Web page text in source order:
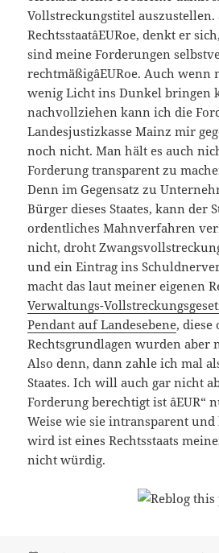
Vollstreckungstitel auszustellen.
RechtsstaatâEURoe, denkt er
sind meine Forderungen
rechtmäßigâEURoe. Auch
wenig Licht ins Dunkel bringen
nachvollziehen kann ich die
Landesjustizkasse Mainz mir
noch nicht. Man hält es auch
Forderung transparent zu
Denn im Gegensatz zu
Bürger dieses Staates, kann der
ordentliches Mahnverfahren
nicht, droht
und ein Eintrag ins
macht das laut meiner eigenen
Verwaltungs-
Pendant auf Landesebene, diese
Rechtsgrundlagen wurden aber
Also denn, dann zahle ich mal
Staates. Ich will auch gar nicht
Forderung berechtigt ist âEUR“
Weise wie sie intransparent
wird ist eines Rechtsstaats
nicht würdig.